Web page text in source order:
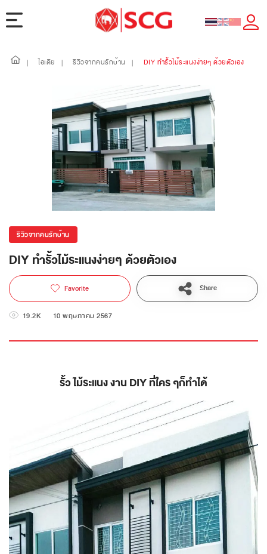
| ไอเดีย | รีวิวจากคนรักบ้าน | DIY ทำรั้วไม้ระแนงง่ายๆ ด้วยตัวเอง
รีวิวจากคนรักบ้าน
DIY ทำรั้วไม้ระแนงง่ายๆ ด้วยตัวเอง
Favorite Share
19.2K 10 พฤษภาคม 2567
รั้ว ไม้ระแนง งาน DIY ที่ใคร ๆก็ทำได้